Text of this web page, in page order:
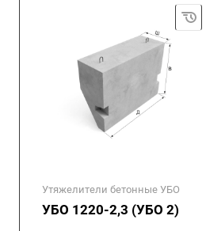
Утяжелители бетонные УБО
УБО 1220-2,3 (УБО 2)